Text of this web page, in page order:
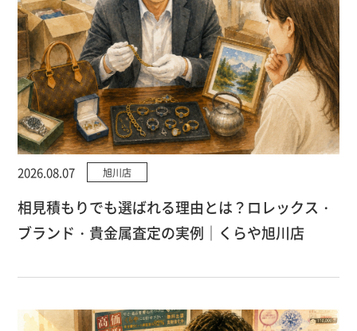
2026.08.07 旭川店
相見積もりでも選ばれる理由とは？ロレックス・
ブランド・貴金属査定の実例｜くらや旭川店